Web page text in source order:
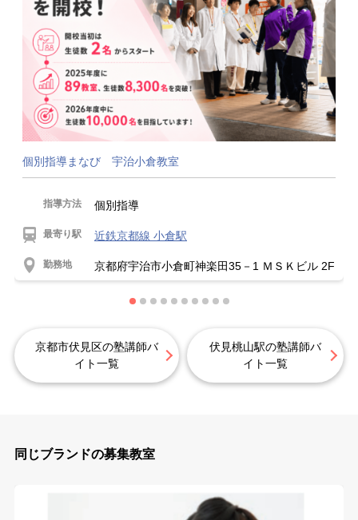
個別指導まなび 宇治小倉教室
指導方法 個別指導
最寄り駅 近鉄京都線 小倉駅
勤務地 京都府宇治市小倉町神楽田35－1 ＭＳＫビル 2F
京都市伏見区の塾講師バ
イト一覧
伏見桃山駅の塾講師バ
イト一覧
同じブランドの募集教室